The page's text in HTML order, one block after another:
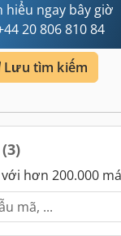
hiểu ngay bây giờ
20 806 810 84
Lưu tìm kiếm
(3)
hơn 200.000